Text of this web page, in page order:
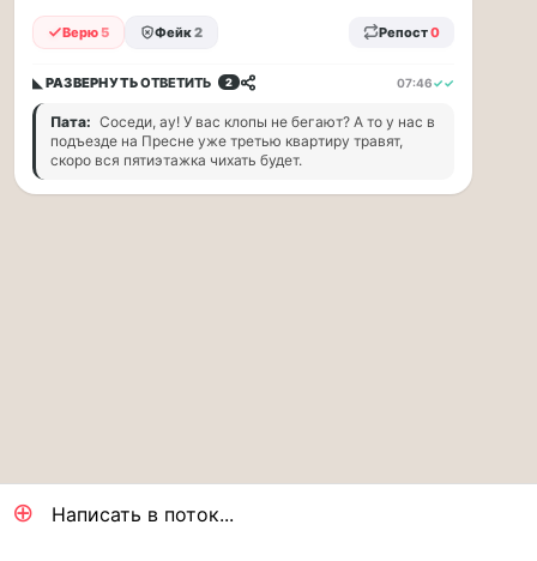
прогулку
по
Москве
16.08
|
16:00
Петр
стала
ча...
Верю 5 Фейк2 Репост0
◣ РАЗВЕРНУТЬОТВЕТИТЬ 2 07:46✓✓
Пата: Соседи, ау! У вас клопы не бегают? А то у нас в
подъезде на Пресне уже третью квартиру травят,
скоро вся пятиэтажка чихать будет.
⊕ Написать в поток...